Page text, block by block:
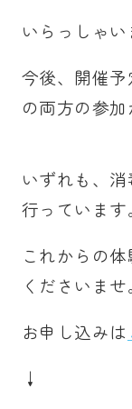
いらっしゃい
今後、開催
の両方の参
いずれも、
行っています。
これからの
くださいませ。
お申し込みは
↓